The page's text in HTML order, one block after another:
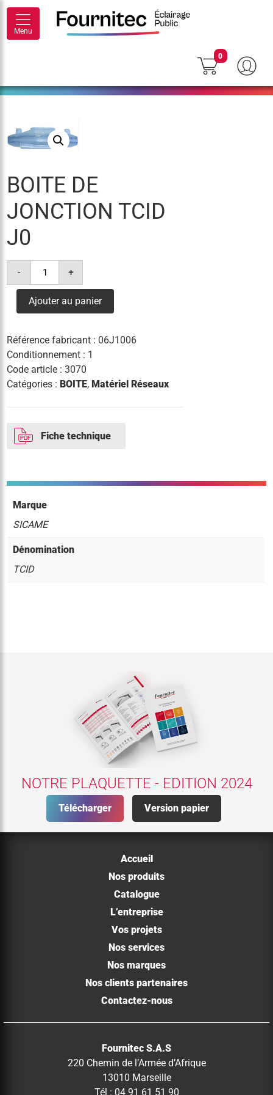
Menu
0
BOITE DE
JONCTION TCID
J0
-
quantité
boite
jonction
tcid
+
Ajouter au panier
Référence fabricant : 06J1006
Conditionnement : 1
Code article :3070
Catégories :BOITE,Matériel Réseaux
Fiche technique
Marque
SICAME
Dénomination
TCID
NOTRE PLAQUETTE - EDITION 2024
Télécharger Version papier
Accueil
Nos produits
Catalogue
L’entreprise
Vos projets
Nos services
Nos marques
Nos clients partenaires
Contactez-nous
Fournitec S.A.S
220 Chemin de l’Armée d’Afrique
13010 Marseille
Tél : 04 91 61 51 90